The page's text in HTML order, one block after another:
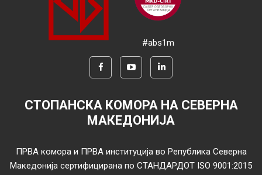
#abs1m
СТОПАНСКА КОМОРА НА СЕВЕРНА
МАКЕДОНИЈА
ПРВА комора и ПРВА институција во Република Северна
Македонија сертифицирана по СТАНДАРДОТ ISO 9001:2015